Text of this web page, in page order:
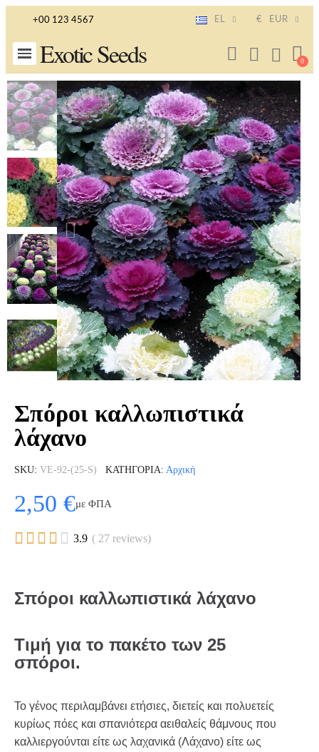
+00 123 4567 EL € EUR
Exotic Seeds
Σπόροι καλλωπιστικά
λάχανο
SKU VE-92-(25-S) ΚΑΤΗΓΟΡΊΑ Αρχική
2,50 €με ΦΠΑ
     3.9 ( 27 reviews)
Σπόροι καλλωπιστικά λάχανο
Τιμή για το πακέτο των 25
σπόροι.
Το γένος περιλαμβάνει ετήσιες, διετείς και πολυετείς
κυρίως πόες και σπανιότερα αειθαλείς θάμνους που
καλλιεργούνται είτε ως λαχανικά (Λάχανο) είτε ως